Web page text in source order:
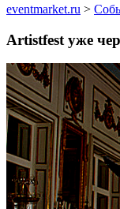
eventmarket.ru >
Artistfest уже